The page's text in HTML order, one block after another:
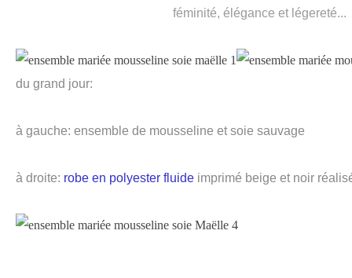
féminité, élégance et légereté...
du grand jour:
à gauche: ensemble de mousseline et soie sauvage
à droite: robe en polyester fluide imprimé beige et noir